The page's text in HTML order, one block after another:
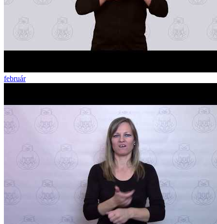
február